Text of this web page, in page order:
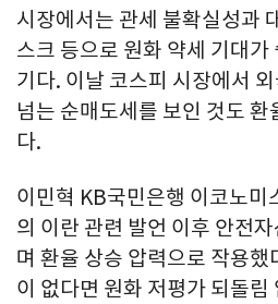
시장에서는 관세 불확실성과
스크 등으로 원화 약세 기대가
기다. 이날 코스피 시장에서
넘는 순매도세를 보인 것도
다.
이민혁 KB국민은행 이코노미
의 이란 관련 발언 이후 안전
며 환율 상승 압력으로 작용
이 없다면 원화 저평가 되돌림